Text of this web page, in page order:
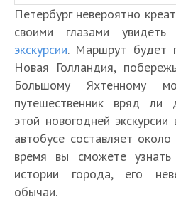
Петербург невероятно
своими глазами
экскурсии. Маршрут будет
Новая Голландия,
Большому Яхтенному
путешественник вряд ли
этой новогодней
автобусе составляет
время вы сможете
истории города, его
обычаи.